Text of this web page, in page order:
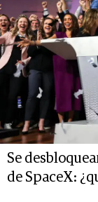
Se
de SpaceX: